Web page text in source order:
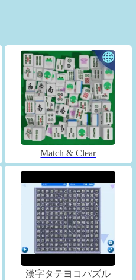
Match & Clear
漢字タテヨコパズル